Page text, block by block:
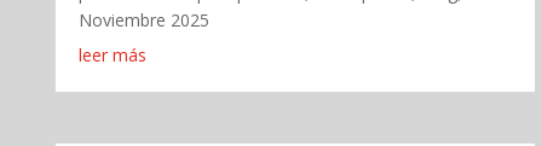
Noviembre 2025
leer más